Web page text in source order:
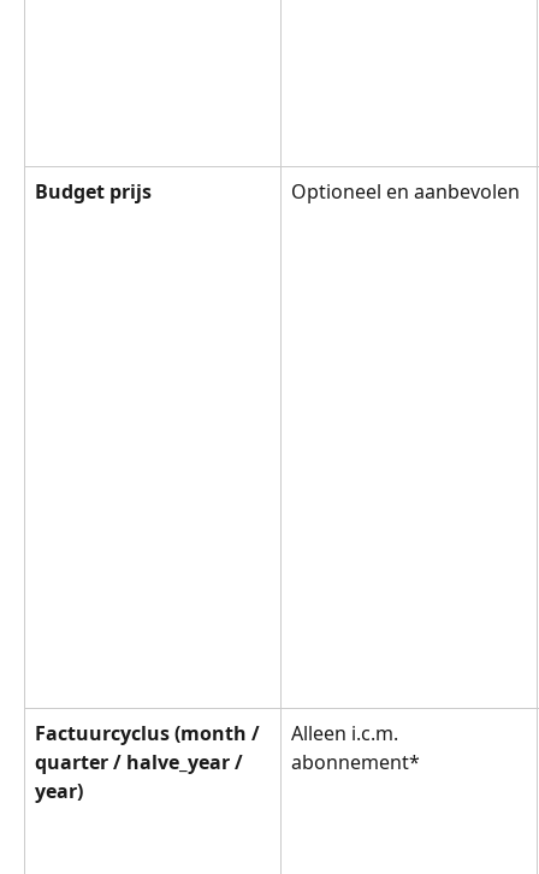
Budget prijs Optioneel en aanbevolen
Factuurcyclus (month /
quarter / halve_year /
year)
Alleen i.c.m.
abonnement*